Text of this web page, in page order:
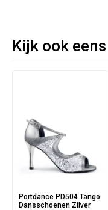
Kijk ook
Portdance PD504 Tango
Dansschoenen Zilver